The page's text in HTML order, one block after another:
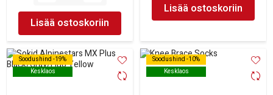
Lisää ostoskoriin
Lisää ostoskoriin
Soodushind -19%
Kesklaos
Soodushind -19%
Kesklaos
Soodushind -10%
Kesklaos
Soodushind -10%
Kesklaos